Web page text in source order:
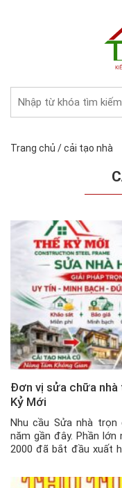
Trang chủ /cải tạo nhà
Đơn vị sửa chữa nhà
Kỷ Mới
Nhu cầu Sửa nhà
năm gần đây. Phần
2000 đã bắt đầu xuất
năng không còn phù […]